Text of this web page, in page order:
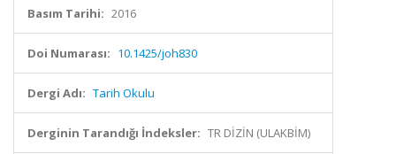
Basım Tarihi: 2016
Doi Numarası: 10.1425/joh830
Dergi Adı: Tarih Okulu
Derginin Tarandığı İndeksler: TR DİZİN (ULAKBİM)